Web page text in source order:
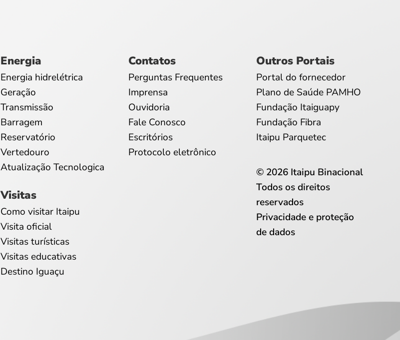
Energia
Energia hidrelétrica
Geração
Transmissão
Barragem
Reservatório
Vertedouro
Atualização Tecnologica
Visitas
Como visitar Itaipu
Visita oficial
Visitas turísticas
Visitas educativas
Destino Iguaçu
Contatos
Perguntas Frequentes
Imprensa
Ouvidoria
Fale Conosco
Escritórios
Protocolo eletrônico
Outros Portais
Portal do fornecedor
Plano de Saúde PAMHO
Fundação Itaiguapy
Fundação Fibra
Itaipu Parquetec
© 2026 Itaipu Binacional
Todos os direitos
reservados
Privacidade e proteção
de dados